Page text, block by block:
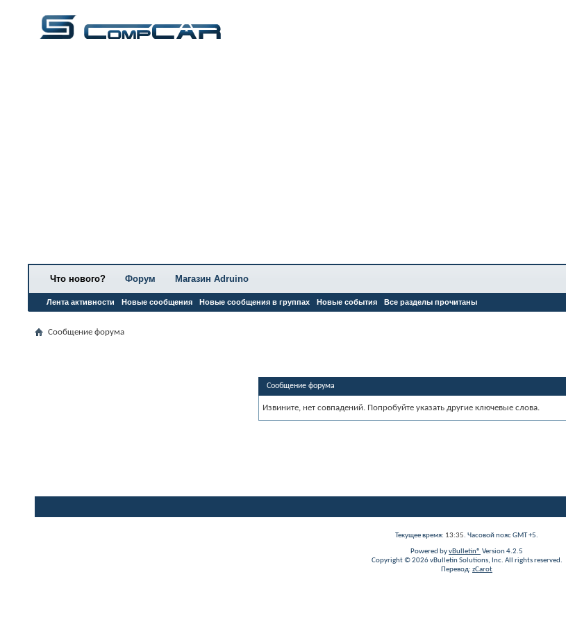
Что нового?
Лента активности Новые сообщения Новые сообщения в группах Новые события Все разделы прочитаны
Форум Магазин Adruino
Сообщение форума
Сообщение форума
Извините, нет совпадений. Попробуйте указать другие ключевые слова.
Текущее время: 13:35. Часовой пояс GMT +5.
Powered byvBulletin® Version 4.2.5
Copyright © 2026 vBulletin Solutions, Inc. All rights reserved.
Перевод: zCarot